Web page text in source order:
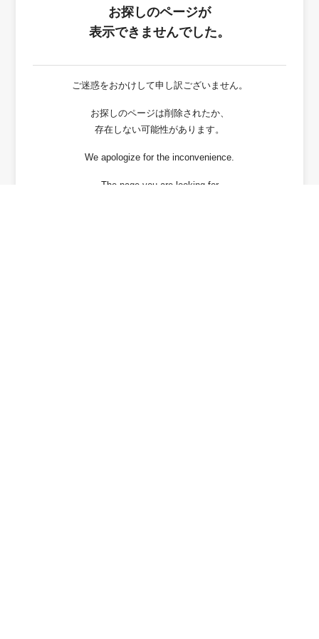
お探しのページが
表示できませんでした。
ご迷惑をおかけして申し訳ございません。
お探しのページは削除されたか、
存在しない可能性があります。
We apologize for the inconvenience.
The page you are looking for